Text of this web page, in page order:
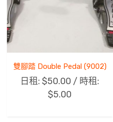
雙腳踏 Double Pedal (9002)
日租:$50.00 / 時租:
$5.00